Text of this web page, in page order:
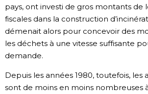
pays, ont investi de gros montants de
fiscales dans la construction
démenait alors pour concevoir des
les déchets à une vitesse suffisante
demande.
Depuis les années 1980, toutefois, les
sont de moins en moins nombreuses